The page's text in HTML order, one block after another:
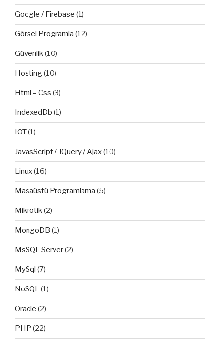
Google / Firebase (1)
Görsel Programla (12)
Güvenlik(10)
Hosting(10)
Html – Css (3)
IndexedDb (1)
IOT(1)
JavasScript / JQuery / Ajax(10)
Linux(16)
Masaüstü Programlama (5)
Mikrotik(2)
MongoDB (1)
MsSQL Server(2)
MySql (7)
NoSQL(1)
Oracle (2)
PHP (22)